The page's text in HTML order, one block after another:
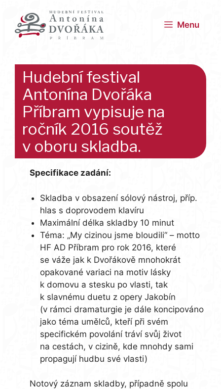
obsah
Menu
Hudební festival
Antonína Dvořáka
Příbram vypisuje na
ročník 2016 soutěž
v oboru skladba.
Specifikace zadání:
Skladba v obsazení sólový nástroj, příp.
hlas s doprovodem klavíru
Maximální délka skladby 10 minut
Téma: „My cizinou jsme bloudili“ – motto
HF AD Příbram pro rok 2016, které
se váže jak k Dvořákově mnohokrát
opakované variaci na motiv lásky
k domovu a stesku po vlasti, tak
k slavnému duetu z opery Jakobín
(v rámci dramaturgie je dále koncipováno
jako téma umělců, kteří při svém
specifickém povolání tráví svůj život
na cestách, v cizině, kde mnohdy sami
propagují hudbu své vlasti)
Notový záznam skladby, případně spolu